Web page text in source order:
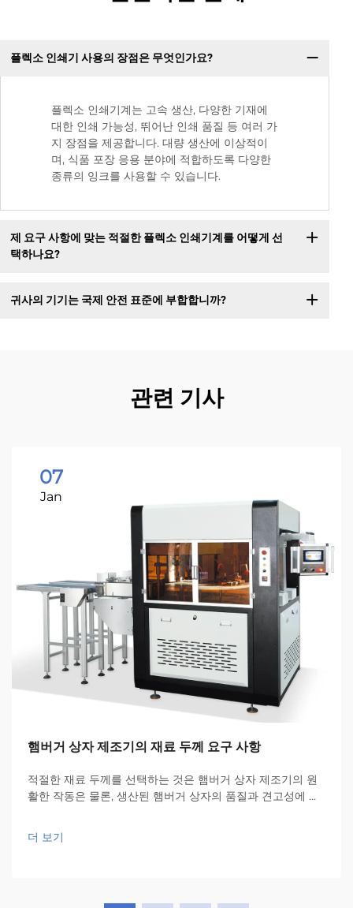
플렉소 인쇄기 사용의 장점은 무엇인가요?
플렉소 인쇄기계는 고속 생산, 다양한 기재에
대한 인쇄 가능성, 뛰어난 인쇄 품질 등 여러 가
지 장점을 제공합니다. 대량 생산에 이상적이
며, 식품 포장 응용 분야에 적합하도록 다양한
종류의 잉크를 사용할 수 있습니다.
제 요구 사항에 맞는 적절한 플렉소 인쇄기계를 어떻게 선
택하나요?
귀사의 기기는 국제 안전 표준에 부합합니까?
관련 기사
07
Jan
햄버거 상자 제조기의 재료 두께 요구 사항
적절한 재료 두께를 선택하는 것은 햄버거 상자 제조기의 원
활한 작동은 물론, 생산된 햄버거 상자의 품질과 견고성에 매
동 3D 햄버거 상자 기계의 경우...
더 보기